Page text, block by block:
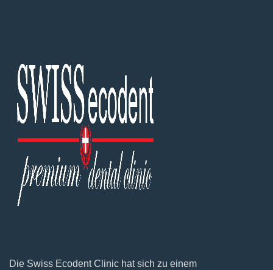
Die Swiss Ecodent Clinic hat sich zu einem